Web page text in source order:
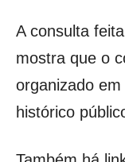
A consulta
mostra que o
organizado
histórico